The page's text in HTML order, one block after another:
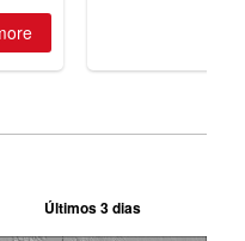
Últimos 3 dias